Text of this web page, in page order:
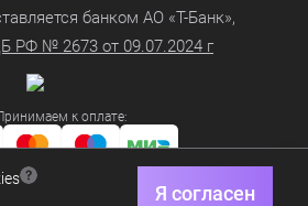
банком АО «Т-Банк»,
РФ № 2673 от 09.07.2024 г
к оплате:
обработки персональных данных
Я согласен